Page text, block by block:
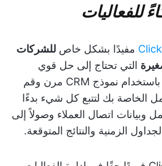
للفعاليات
مفيدًا بشكل خاص للشركات
التي تحتاج إلى حل قوي
وبأسعار معقولة. ابدأ باستخدام نموذج CRM مرن وقم
الخاصة بك لتتبع كل شيء بدءًا
اتصال العملاء وصولاً إلى
الزمنية والنتائج المتوقعة.